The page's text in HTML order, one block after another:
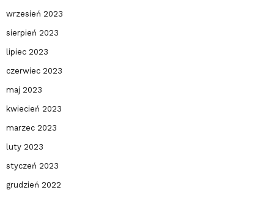
wrzesień 2023
sierpień 2023
lipiec 2023
czerwiec 2023
maj 2023
kwiecień 2023
marzec 2023
luty 2023
styczeń 2023
grudzień 2022